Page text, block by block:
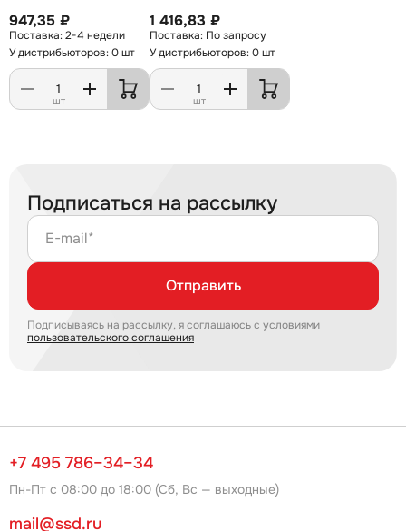
947,35 ₽
2-4 недели
У дистрибьюторов: 0 шт
шт
1 416,83 ₽
По запросу
У дистрибьюторов: 0 шт
шт
Подписаться на рассылку
E-mail*
Отправить
Подписываясь на рассылку, я соглашаюсь с условиями
пользовательского соглашения
+7 495 786–34–34
Пн-Пт с 08:00 до 18:00 (Сб, Вс — выходные)
mail@ssd.ru